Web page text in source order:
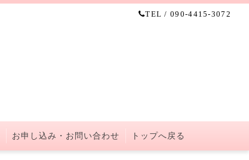
TEL / 090-4415-3072
お申し込み・お問い合わせ トップへ戻る